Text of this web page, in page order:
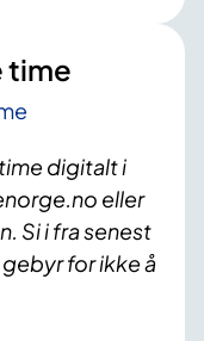
time
digitalt i
eller
Si i fra senest
for ikke å